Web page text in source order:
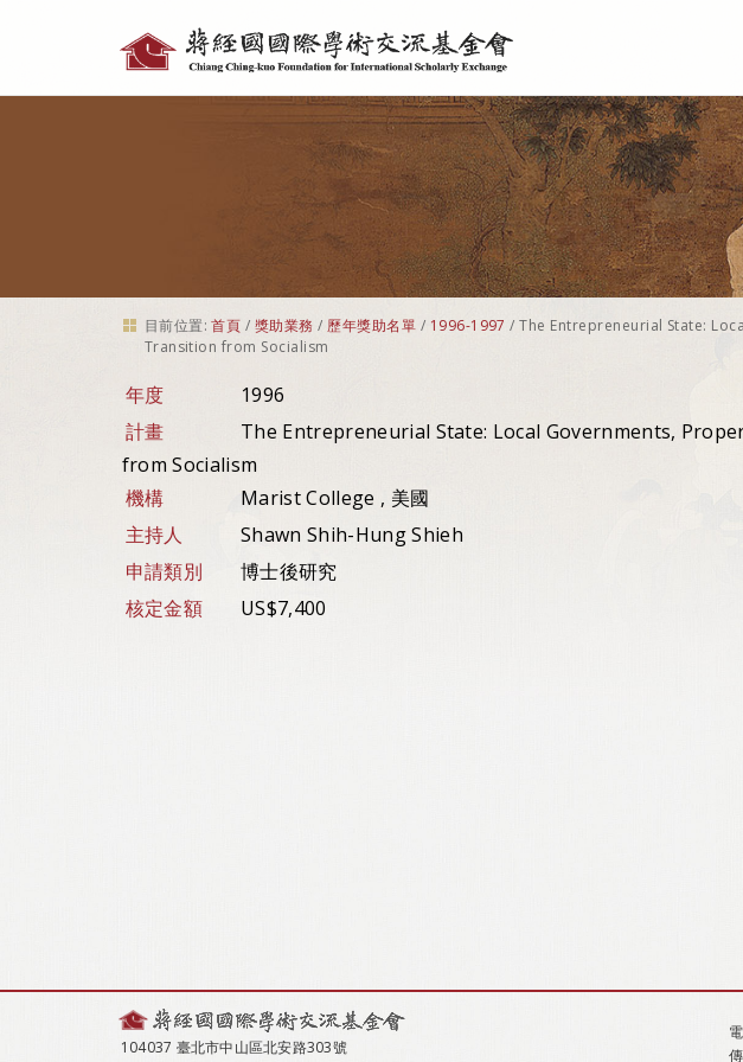
具
目前位置: 首頁 / 獎助業務 / 歷年獎助名單 / 1996-1997 /The Entrepreneurial State:
Transition from Socialism
年度
1996
計畫
The Entrepreneurial State: Local Governments,
from Socialism
機構
Marist College , 美國
主持人
Shawn Shih-Hung Shieh
申請類別
博士後研究
核定金額
US$7,400
104037 臺北市中山區北安路303號